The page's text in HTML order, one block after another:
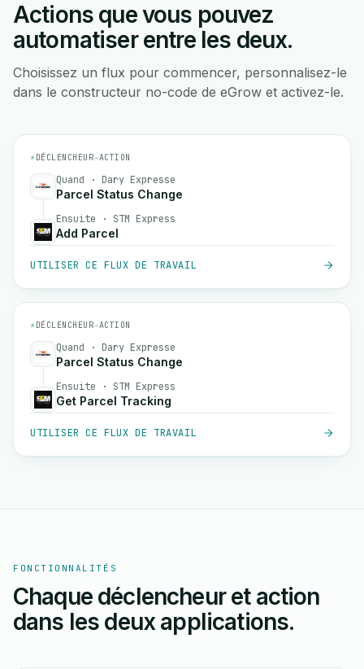
Actions que vous pouvez
automatiser entre les deux.
Choisissez un flux pour commencer, personnalisez-le
dans le constructeur no-code de eGrow et activez-le.
⚡ DÉCLENCHEUR→ACTION
Quand · Dary Expresse
Parcel Status Change
Ensuite · STM Express
Add Parcel
UTILISER CE FLUX DE TRAVAIL
⚡ DÉCLENCHEUR→ACTION
Quand · Dary Expresse
Parcel Status Change
Ensuite · STM Express
Get Parcel Tracking
UTILISER CE FLUX DE TRAVAIL
FONCTIONNALITÉS
Chaque déclencheur et action
dans les deux applications.